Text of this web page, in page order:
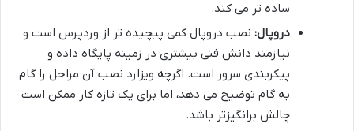
ساده تر می کند.
دروپال: نصب دروپال کمی پیچیده تر از وردپرس است و
نیازمند دانش فنی بیشتری در زمینه پایگاه داده و
پیکربندی سرور است. اگرچه ویزارد نصب آن مراحل را گام
به گام توضیح می دهد، اما برای یک تازه کار ممکن است
چالش برانگیزتر باشد.